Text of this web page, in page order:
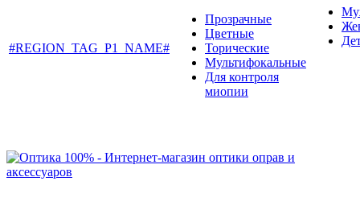
#REGION_TAG_P1_NAME#
Прозрачные
Цветные
Торические
Мультифокальные
Для контроля
миопии